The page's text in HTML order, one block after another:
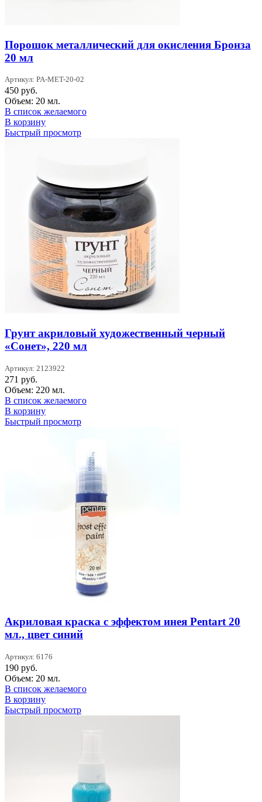
Порошок металлический для окисления Бронза
20 мл
Артикул: PA-MET-20-02
450 руб.
Объем: 20 мл.
В список желаемого
В корзину
Быстрый просмотр
Грунт акриловый художественный черный
«Сонет», 220 мл
Артикул: 2123922
271 руб.
Объем: 220 мл.
В список желаемого
В корзину
Быстрый просмотр
Акриловая краска с эффектом инея Pentart 20
мл., цвет синий
Артикул: 6176
190 руб.
Объем: 20 мл.
В список желаемого
В корзину
Быстрый просмотр